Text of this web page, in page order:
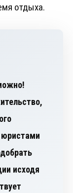
отдыха.
исходя
Существует